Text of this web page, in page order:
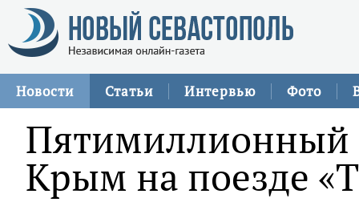
Новости Статьи Интервью Фото
Пятимиллионный
Крым на поезде